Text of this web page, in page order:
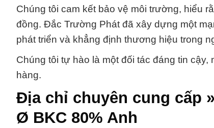
Chúng tôi cam kết bảo vệ môi trường, hiểu
đồng. Đắc Trường Phát đã xây dựng một
phát triển và khẳng định thương hiệu trong
Chúng tôi tự hào là một đối tác đáng tin
hàng.
Địa chỉ chuyên cung cấp
Ø BKC 80% Anh